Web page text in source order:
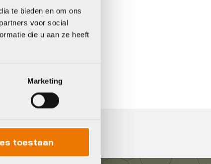
te bieden en om ons
voor social
die u aan ze heeft
Marketing
toestaan